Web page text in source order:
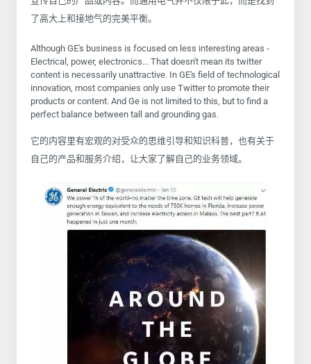
了高大上和接地气的完美平衡。
Although GE's business is focused on less interesting areas -
Electrical, power, electronics... That doesn't mean its twitter
content is necessarily unattractive. In GE's field of technological
innovation, most companies only use Twitter to promote their
products or content. And Ge is not limited to this, but to find a
perfect balance between tall and grounding gas.
它的内容里有宏观的对受众的思维引导和知识科普，也有关于
自己的产品和服务介绍，让大家了解自己的业务领域。